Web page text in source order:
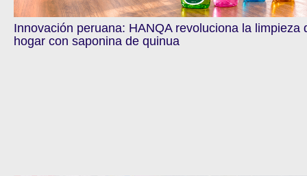
Innovación peruana: HANQA revoluciona la limpieza
hogar con saponina de quinua